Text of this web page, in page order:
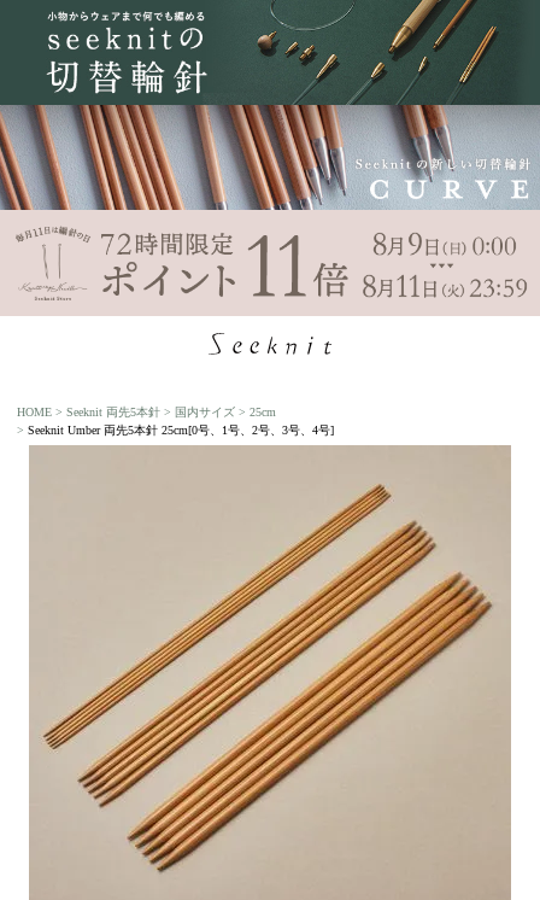
HOME Seeknit 両先5本針 国内サイズ
25cm
Seeknit Umber 両先5本針 25cm[0号、1号、2号、3号、4号]